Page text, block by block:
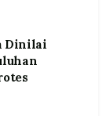
Dinilai